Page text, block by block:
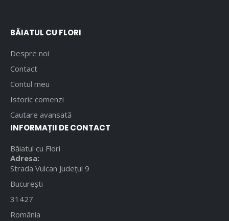
BĂIATUL CU FLORI
Despre noi
Contact
Contul meu
Istoric comenzi
Cautare avansată
INFORMAȚII DE CONTACT
Băiatul cu Flori
Adresa:
Strada Vulcan Județul 9
București
31427
România